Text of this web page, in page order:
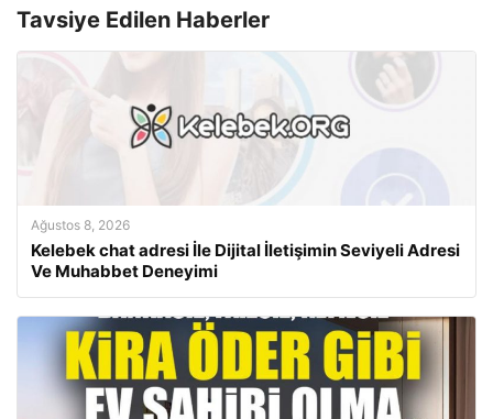
Tavsiye Edilen Haberler
Ağustos 8, 2026
Kelebek chat adresi İle Dijital İletişimin Seviyeli Adresi
Ve Muhabbet Deneyimi